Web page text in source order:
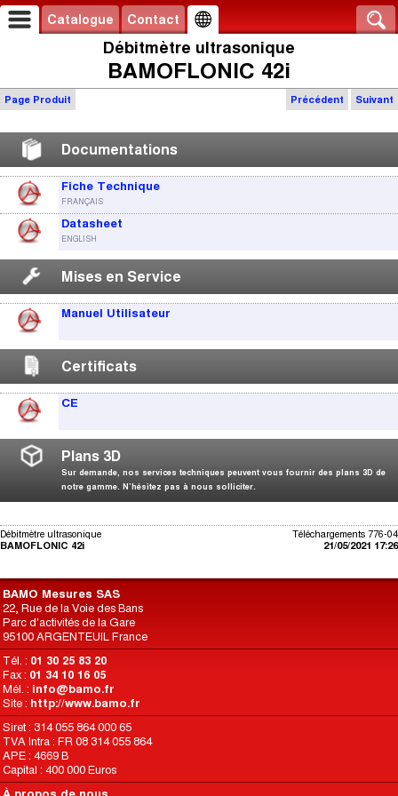
Catalogue Contact
Débitmètre ultrasonique
BAMOFLONIC 42i
Précédent Suivant
Page Produit
Documentations
Fiche Technique
FRANÇAIS
Datasheet
ENGLISH
Mises en Service
Manuel Utilisateur
Certificats
CE
Plans 3D
Sur demande, nos services techniques peuvent vous fournir des plans 3D de
notre gamme. N’hésitez pas à nous solliciter.
Téléchargements 776-04
21/05/2021 17:26
Débitmètre ultrasonique
BAMOFLONIC 42i
BAMO Mesures SAS
22, Rue de la Voie des Bans
Parc d'activités de la Gare
95100 ARGENTEUIL France
Tél. : 01 30 25 83 20
Fax : 01 34 10 16 05
Mél. : info@bamo.fr
Site : http://www.bamo.fr
Siret : 314 055 864 000 65
TVA Intra : FR 08 314 055 864
APE : 4669 B
Capital : 400 000 Euros